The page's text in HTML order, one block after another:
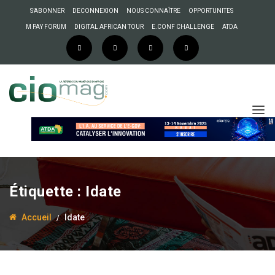
S’ABONNER DECONNEXION NOUS CONNAÎTRE OPPORTUNITES
M PAY FORUM DIGITAL AFRICAN TOUR E.CONF CHALLENGE ATDA
Étiquette : Idate
Accueil Idate